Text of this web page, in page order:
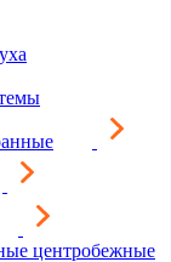
центробежные